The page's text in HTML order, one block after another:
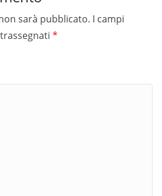
sarà pubblicato. I campi
*